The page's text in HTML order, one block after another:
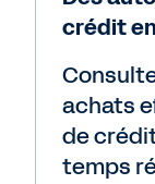
crédit
achats
de
temps